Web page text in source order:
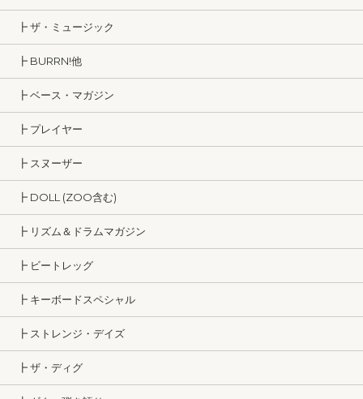
┣ ザ・ミュージック
┣ BURRN!他
┣ ベース・マガジン
┣ プレイヤー
┣ スヌーザー
┣ DOLL (ZOO含む)
┣ リズム＆ドラムマガジン
┣ ビートレッグ
┣ キーボードスペシャル
┣ ストレンジ・デイズ
┣ ザ・ディグ